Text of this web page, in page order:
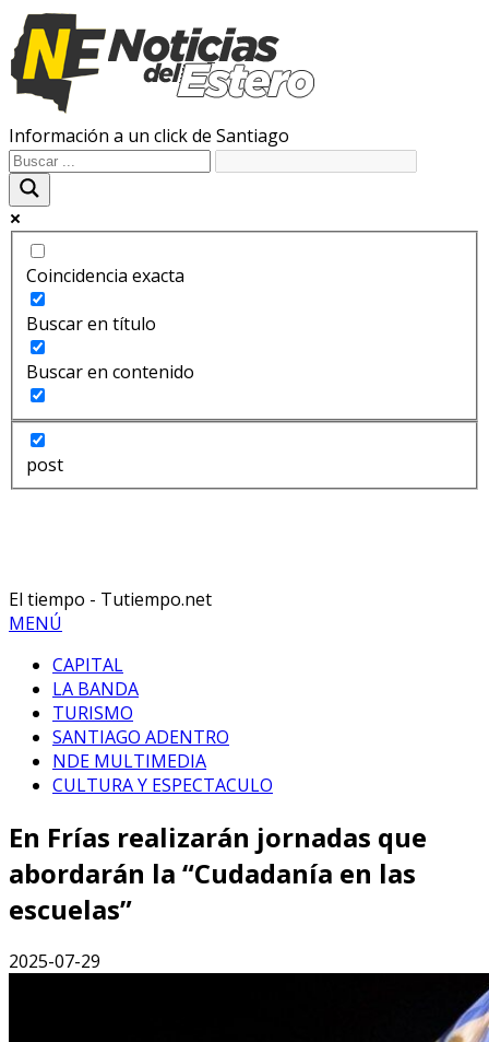
Información a un click de Santiago
Coincidencia exacta
Buscar en título
Buscar en contenido
post
El tiempo - Tutiempo.net
MENÚ
CAPITAL
LA BANDA
TURISMO
SANTIAGO ADENTRO
NDE MULTIMEDIA
CULTURA Y ESPECTACULO
En Frías realizarán jornadas que
abordarán la “Cudadanía en las
escuelas”
2025-07-29